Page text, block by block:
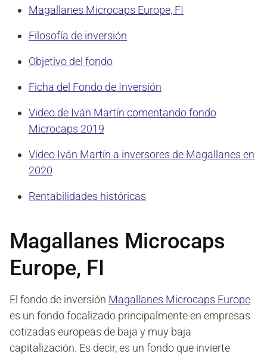
Magallanes Microcaps Europe, FI
Filosofía de inversión
Objetivo del fondo
Ficha del Fondo de Inversión
Video de Iván Martín comentando fondo
Microcaps 2019
Video Iván Martín a inversores de Magallanes en
2020
Rentabilidades históricas
Magallanes Microcaps
Europe, FI
El fondo de inversión Magallanes Microcaps Europe
es un fondo focalizado principalmente en empresas
cotizadas europeas de baja y muy baja
capitalización. Es decir, es un fondo que invierte